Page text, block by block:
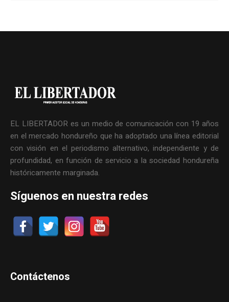
EL LIBERTADOR es un medio de comunicación con 19 años
en el mercado hondureño que ha adoptado una línea editorial
con visión en el periodismo alternativo, independiente y de
profundidad, en función de servicio a la sociedad hondureña
históricamente marginada.
Síguenos en nuestra redes
Contáctenos